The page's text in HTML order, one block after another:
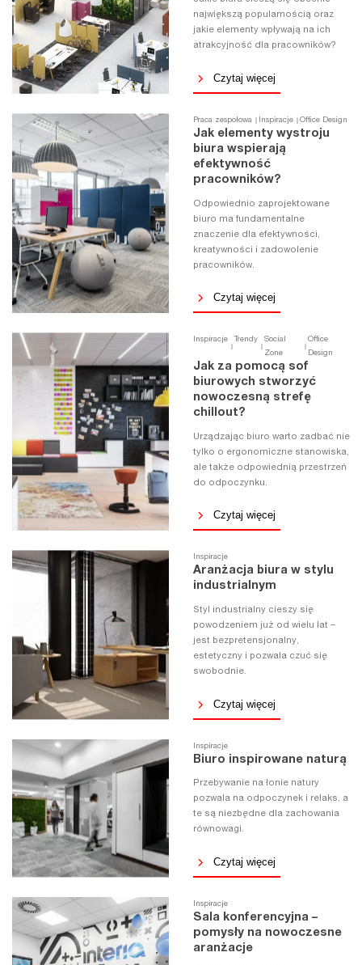
największą popularnością oraz
jakie elementy wpływają na ich
atrakcyjność dla pracowników?
Czytaj więcej
Praca zespołowa Inspiracje Office Design
Jak elementy wystroju
biura wspierają
efektywność
pracowników?
Odpowiednio zaprojektowane
biuro ma fundamentalne
znaczenie dla efektywności,
kreatywności i zadowolenie
pracowników.
Czytaj więcej
Inspiracje Trendy
Social
Zone
Office
Design
Jak za pomocą sof
biurowych stworzyć
nowoczesną strefę
chillout?
Urządzając biuro warto zadbać nie
tylko o ergonomiczne stanowiska,
ale także odpowiednią przestrzeń
do odpoczynku.
Czytaj więcej
Inspiracje
Aranżacja biura w stylu
industrialnym
Styl industrialny cieszy się
powodzeniem już od wielu lat –
jest bezpretensjonalny,
estetyczny i pozwala czuć się
swobodnie.
Czytaj więcej
Inspiracje
Biuro inspirowane naturą
Przebywanie na łonie natury
pozwala na odpoczynek i relaks, a
te są niezbędne dla zachowania
równowagi.
Czytaj więcej
Inspiracje
Sala konferencyjna –
pomysły na nowoczesne
aranżacje